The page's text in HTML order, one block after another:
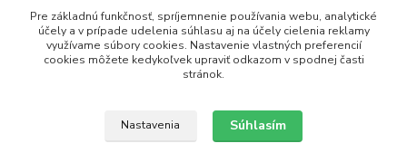
(PO - PIA, 8:00 - 18:00)
objednavky@naturaj.sk
Pre základnú funkčnosť, spríjemnenie používania webu, analytické
účely a v prípade udelenia súhlasu aj na účely cielenia reklamy
využívame súbory cookies. Nastavenie vlastných preferencií
cookies môžete kedykoľvek upraviť odkazom v spodnej časti
stránok.
Nastavenia Súhlasím